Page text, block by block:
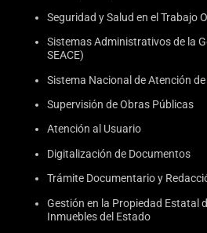
Seguridad y Salud en el Trabajo
Sistemas Administrativos de la
SEACE)
Sistema Nacional de Atención
Supervisión de Obras Públicas
Atención al Usuario
Digitalización de Documentos
Trámite Documentario y
Gestión en la Propiedad Estatal
Inmuebles del Estado